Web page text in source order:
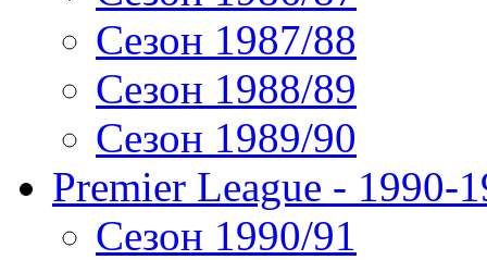
Сезон 1987/88
Сезон 1988/89
Сезон 1989/90
Premier League - 1990-
Сезон 1990/91